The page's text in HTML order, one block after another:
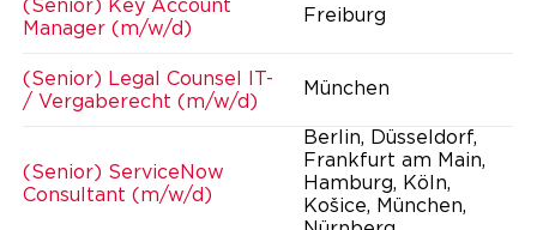
(Senior) Key Account
Manager (m/w/d)
Freiburg
(Senior) Legal Counsel IT-
/ Vergaberecht (m/w/d)
München
(Senior) ServiceNow
Consultant (m/w/d)
Berlin, Düsseldorf,
Frankfurt am Main,
Hamburg, Köln,
Košice, München,